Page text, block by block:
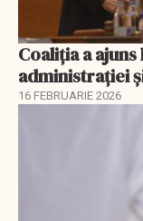
Coaliția a
administrației
16 FEBRUARIE 2026